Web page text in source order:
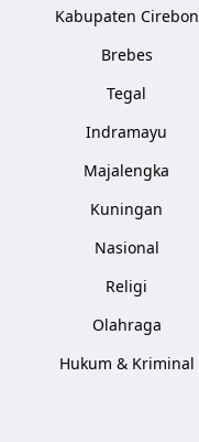
Kabupaten Cirebon
Brebes
Tegal
Indramayu
Majalengka
Kuningan
Nasional
Religi
Olahraga
Hukum & Kriminal